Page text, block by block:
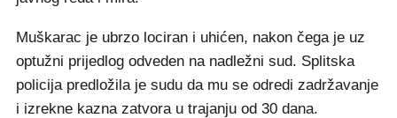
Muškarac je ubrzo lociran i uhićen, nakon čega je uz
optužni prijedlog odveden na nadležni sud. Splitska
policija predložila je sudu da mu se odredi zadržavanje
i izrekne kazna zatvora u trajanju od 30 dana.